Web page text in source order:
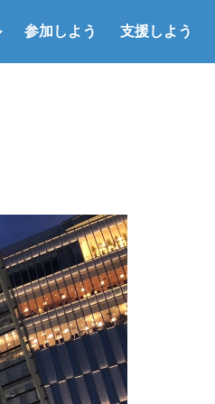
参加しよう 支援しよう